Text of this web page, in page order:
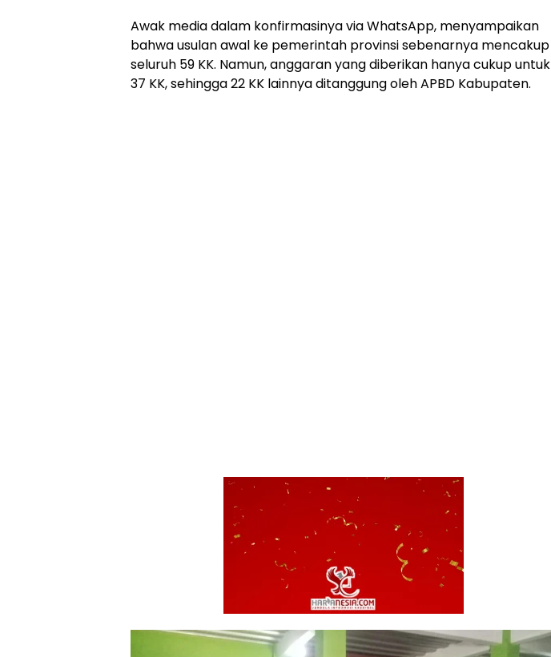
Awak media dalam konfirmasinya via WhatsApp, menyampaikan
bahwa usulan awal ke pemerintah provinsi sebenarnya mencakup
seluruh 59 KK. Namun, anggaran yang diberikan hanya cukup untuk
37 KK, sehingga 22 KK lainnya ditanggung oleh APBD Kabupaten.